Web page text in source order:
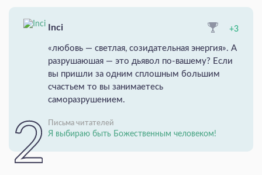
Inci +3
«любовь — светлая, созидательная энергия». А
разрушаюшая — это дьявол по-вашему? Если
вы пришли за одним сплошным большим
счастьем то вы занимаетесь
саморазрушением.
Письма читателей
Я выбираю быть Божественным человеком!